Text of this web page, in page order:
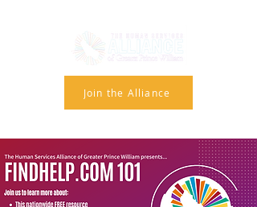
Join the Alliance